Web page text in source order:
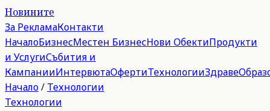
Новините
За РекламаКонтакти
НачалоБизнесМестен БизнесНови ОбектиПродукти
и УслугиСъбития и
КампанииИнтервютаОфертиТехнологииЗдраве
Начало/ Технологии
Технологии